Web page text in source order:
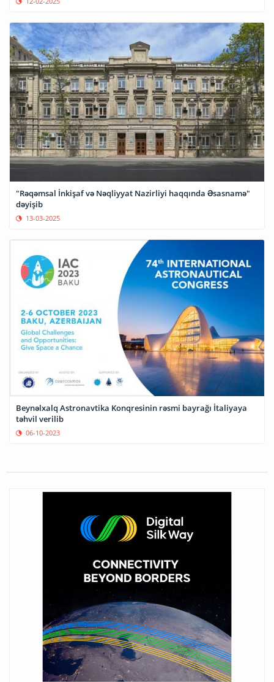
"Rəqəmsal İnkişaf və Nəqliyyat Nazirliyi haqqında Əsasnamə"
dəyişib
13-03-2025
Beynəlxalq Astronavtika Konqresinin rəsmi bayrağı İtaliyaya
təhvil verilib
06-10-2023